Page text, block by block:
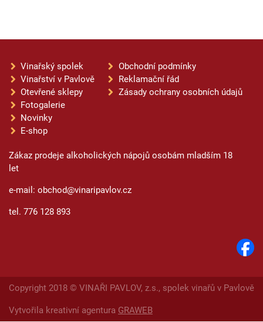
Vinařský spolek
Vinařství v Pavlově
Otevřené sklepy
Fotogalerie
Novinky
E-shop
Obchodní podmínky
Reklamační řád
Zásady ochrany osobních údajů
Zákaz prodeje alkoholických nápojů osobám mladším 18
let
e-mail: obchod@vinaripavlov.cz
tel. 776 128 893
Copyright 2018 © VINAŘI PAVLOV, z.s., spolek vinařů v Pavlově
Vytvořila kreativní agentura GRAWEB